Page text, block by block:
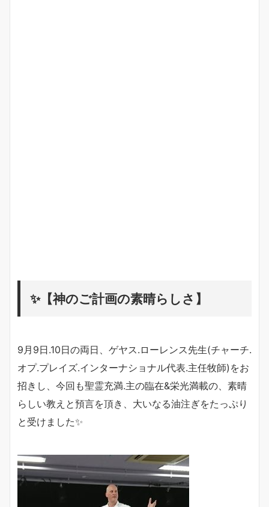
✨【神のご計画の素晴らしさ】
9月9日.10日の両日、ゲヤス.ローレンス先生(チャーチ.
オプ.プレイズ.インターナショナル代表.主任牧師)をお
招きし、今回も聖霊充満.主の臨在&栄光満載の、素晴
らしい教えと預言を頂き、大いなる油注ぎをたっぷり
と受けました✨